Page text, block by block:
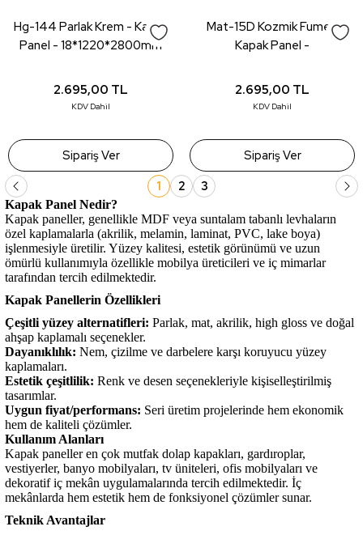
Hg-144 Parlak Krem - Kapak
Panel - 18*1220*2800mm
2.695,00 TL
KDV Dahil
Sipariş Ver
Mat-15D Kozmik Fume -
Kapak Panel -
2.695,00 TL
KDV Dahil
Sipariş Ver
1
2 3
Kapak Panel Nedir?
Kapak paneller, genellikle MDF veya suntalam tabanlı levhaların
özel kaplamalarla (akrilik, melamin, laminat, PVC, lake boya)
işlenmesiyle üretilir. Yüzey kalitesi, estetik görünümü ve uzun
ömürlü kullanımıyla özellikle mobilya üreticileri ve iç mimarlar
tarafından tercih edilmektedir.
Kapak Panellerin Özellikleri
Çeşitli yüzey alternatifleri: Parlak, mat, akrilik, high gloss ve doğal
ahşap kaplamalı seçenekler.
Dayanıklılık: Nem, çizilme ve darbelere karşı koruyucu yüzey
kaplamaları.
Estetik çeşitlilik: Renk ve desen seçenekleriyle kişiselleştirilmiş
tasarımlar.
Uygun fiyat/performans: Seri üretim projelerinde hem ekonomik
hem de kaliteli çözümler.
Kullanım Alanları
Kapak paneller en çok mutfak dolap kapakları, gardıroplar,
vestiyerler, banyo mobilyaları, tv üniteleri, ofis mobilyaları ve
dekoratif iç mekân uygulamalarında tercih edilmektedir. İç
mekânlarda hem estetik hem de fonksiyonel çözümler sunar.
Teknik Avantajlar